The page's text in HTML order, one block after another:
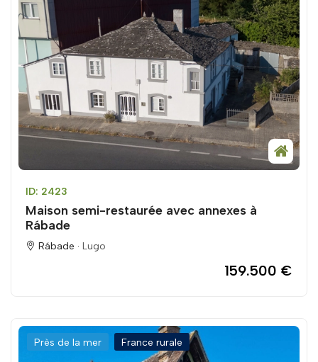
ID: 2423
Maison semi-restaurée avec annexes à
Rábade
Rábade · Lugo
159.500 €
Près de la mer France rurale